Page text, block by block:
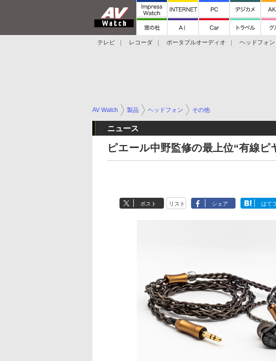
テレビ レコーダ ポータブルオーディオ ヘッドフォン
AV Watch 製品 ヘッドフォン その他
ニュース
ピエール中野監修の最上位“有線
ポスト リスト シェア はて